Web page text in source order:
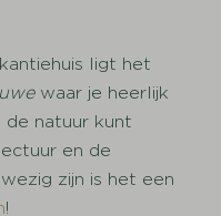
ligt het
waar je heerlijk
natuur kunt
en de
zijn is het een
!